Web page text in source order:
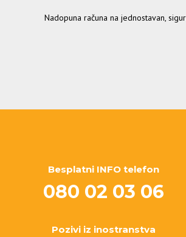
Nadopuna računa na jednostavan,
Besplatni INFO telefon
080 02 03 06
Pozivi iz inostranstva